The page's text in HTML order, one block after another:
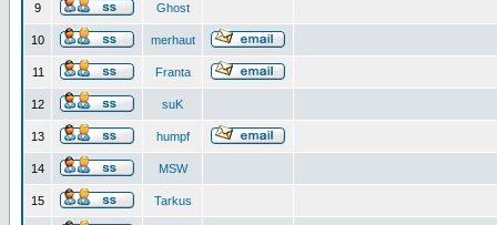
9 Ghost
10 merhaut
11 Franta
12 suK
13 humpf
14 MSW
15 Tarkus